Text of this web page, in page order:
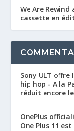
We Are
cassette en
Sony ULT offre
hip hop - A la
réduit encore
OnePlus
One Plus 11